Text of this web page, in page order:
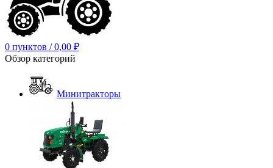
0 пунктов / 0,00 ₽
Обзор категорий
Минитракторы